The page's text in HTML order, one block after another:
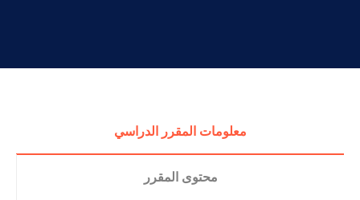
معلومات المقرر الدراسي
محتوى المقرر